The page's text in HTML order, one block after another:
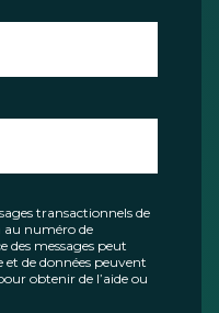
transactionnels de
numéro de
des messages peut
et de données peuvent
obtenir de l’aide ou